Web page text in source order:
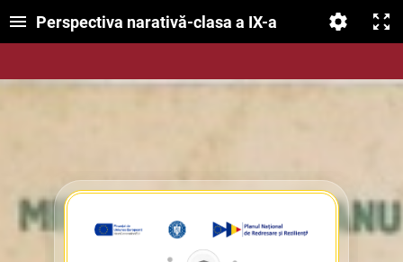
Perspectiva narativă-clasa a IX-a